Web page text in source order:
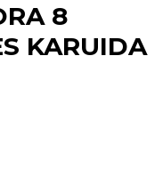
8
KARUIDA